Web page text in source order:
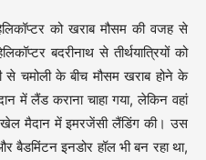
को खराब मौसम की वजह से
बदरीनाथ से तीर्थयात्रियों को
से चमोली के बीच मौसम खराब होने के
में लैंड कराना चाहा गया, लेकिन वहां
खेल मैदान में इमरजेंसी लैंडिंग की। उस
बैडमिंटन इनडोर हॉल भी बन रहा था,